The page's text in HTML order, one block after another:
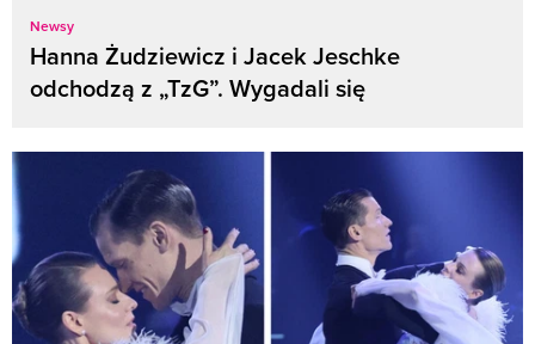
Newsy
Hanna Żudziewicz i Jacek Jeschke
odchodzą z „TzG”. Wygadali się